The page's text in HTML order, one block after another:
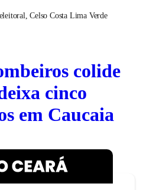
Celso Costa Lima Verde
colide
cinco
em Caucaia